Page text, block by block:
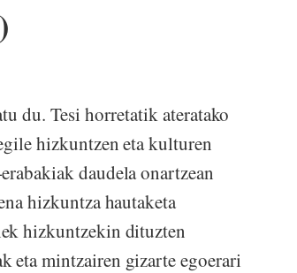
du. Tesi horretatik ateratako
hizkuntzen eta kulturen
daudela onartzean
hizkuntza hautaketa
hizkuntzekin dituzten
eta mintzairen gizarte egoerari